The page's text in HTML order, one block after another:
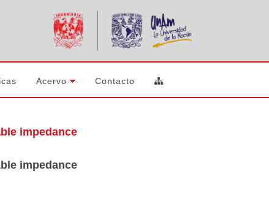
Acervo Contacto
impedance
impedance